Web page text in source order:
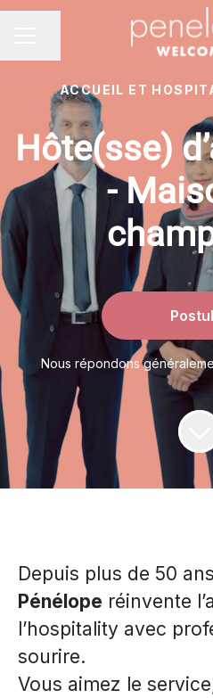
Partager la page
ACCUEIL ET
Hôte(sse)
-
Nous répondons
Depuis plus de 50
Pénélope réinvente
l’hospitality avec
sourire.
Vous aimez le